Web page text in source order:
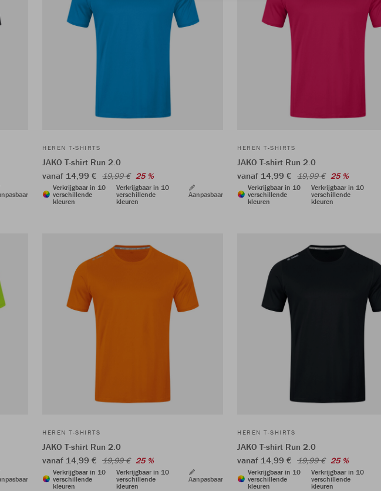
HEREN T-SHIRTS
JAKO T-shirt Run 2.0
vanaf 14,99 € 19,99 € 25 %
Verkrijgbaar in 10
verschillende
kleuren
Verkrijgbaar in 10
verschillende
kleuren
Aanpasbaar
HEREN T-SHIRTS
JAKO T-shirt Run 2.0
vanaf 14,99 € 19,99 € 25 %
Verkrijgbaar in 10
verschillende
kleuren
Verkrijgbaar in 10
verschillende
kleuren
HEREN T-SHIRTS
JAKO T-shirt Run 2.0
vanaf 14,99 € 19,99 € 25 %
Verkrijgbaar in 10
verschillende
kleuren
Verkrijgbaar in 10
verschillende
kleuren
Aanpasbaar
HEREN T-SHIRTS
JAKO T-shirt Run 2.0
vanaf 14,99 € 19,99 € 25 %
Verkrijgbaar in 10
verschillende
kleuren
Verkrijgbaar in 10
verschillende
kleuren